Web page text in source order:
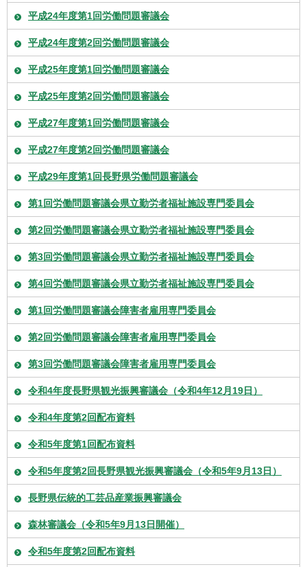
平成24年度第1回労働問題審議会
平成24年度第2回労働問題審議会
平成25年度第1回労働問題審議会
平成25年度第2回労働問題審議会
平成27年度第1回労働問題審議会
平成27年度第2回労働問題審議会
平成29年度第1回長野県労働問題審議会
第1回労働問題審議会県立勤労者福祉施設専門委員会
第2回労働問題審議会県立勤労者福祉施設専門委員会
第3回労働問題審議会県立勤労者福祉施設専門委員会
第4回労働問題審議会県立勤労者福祉施設専門委員会
第1回労働問題審議会障害者雇用専門委員会
第2回労働問題審議会障害者雇用専門委員会
第3回労働問題審議会障害者雇用専門委員会
令和4年度長野県観光振興審議会（令和4年12月19日）
令和4年度第2回配布資料
令和5年度第1回配布資料
令和5年度第2回長野県観光振興審議会（令和5年9月13日）
長野県伝統的工芸品産業振興審議会
森林審議会（令和5年9月13日開催）
令和5年度第2回配布資料